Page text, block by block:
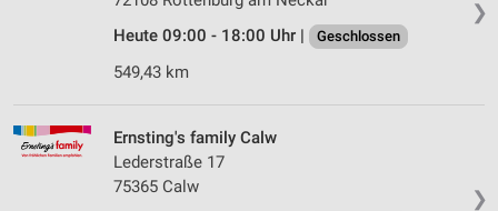
❯
Heute 09:00 - 18:00 Uhr |
Geschlossen
549,43 km
❯
Ernsting's family Calw
Lederstraße 17
75365 Calw